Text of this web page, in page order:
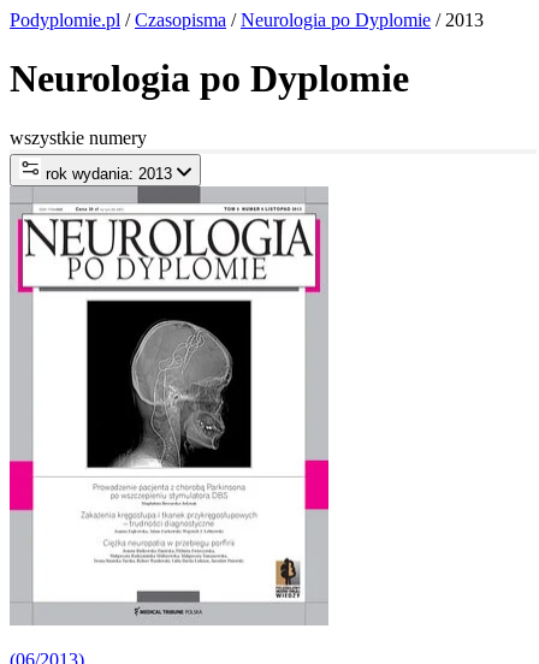
Podyplomie.pl /Czasopisma /Neurologia po Dyplomie / 2013
Neurologia po Dyplomie
wszystkie numery
rok wydania: 2013
(06/2013)